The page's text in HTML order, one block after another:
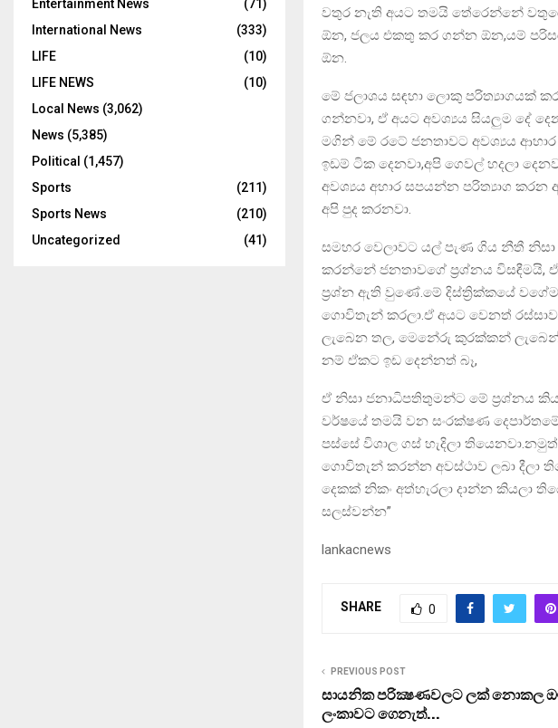
වතුර නැති අයට තමයි තේරෙන්නේ
ඕන, ජලය එකතු කර ගන්න ඕන,යම්
ඕන.
මේ ජලාශය සඳහා ලොකු පරිත්‍යාගයක්
ගන්නවා, ඒ අයට අවශ්‍යය සියලුම දේ
මගින් මේ රටේ ජනතාවට අවශ්‍යය
ඉඩම් ටික දෙනවා,අපි ගෙවල් හදලා
අවශ්‍යය අහාර සපයන්න පරිත්‍යාග කරන
අපි පුද කරනවා.
සමහර වෙලාවට යල් පැණ ගිය නීතී නිසා
කරන්නේ ජනතාවගේ ප්‍රශ්නය විසඳීමයි,
ප්‍රශ්න ඇති වුණේ.මේ දිස්ත්‍රික්කයේ
ගොවිතැන් කරලා.ඒ අයට වෙනත්
ලැබෙන තල, මෙනේරු කුරක්කන්
නම් ඒකට ඉඩ දෙන්නත් බෑ,
ඒ නිසා ජනාධිපතිතුමන්ට මේ ප්‍රශ්නය
වර්ෂයේ තමයි වන සංරක්ෂණ
පස්සේ විශාල ගස් හැදිලා
ගොවිතැන් කරන්න අවස්ථාව ලබා
දෙකක් නිකං අත්හැරලා දාන්න කියලා
සලස්වන්න”
lankacnews
SHARE 0
PREVIOUS POST
සායනික පරික්‍ෂණවලට ලක් නොකල
ලංකාවට ගෙනැත්…
Entertainment News
(71)
International News
(333)
LIFE
(10)
LIFE NEWS
(10)
Local News (3,062)
News (5,385)
Political (1,457)
Sports
(211)
Sports News
(210)
Uncategorized
(41)